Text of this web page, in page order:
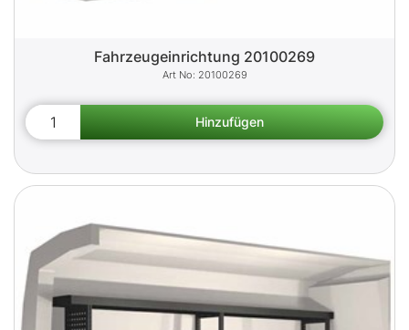
Fahrzeugeinrichtung 20100269
20100269